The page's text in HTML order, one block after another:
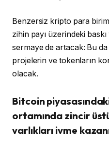
Benzersiz kripto para
zihin payı üzerindeki baskı
sermaye de artacak: Bu
projelerin ve tokenların
olacak.
Bitcoin
ortamında zincir
varlıkları ivme